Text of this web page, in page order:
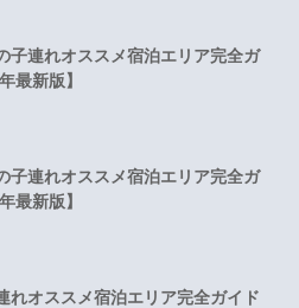
子連れオススメ宿泊エリア完全ガ
最新版】
子連れオススメ宿泊エリア完全ガ
最新版】
れオススメ宿泊エリア完全ガイド